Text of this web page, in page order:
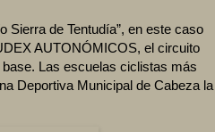
Sierra de Tentudía”, en este caso
AUTONÓMICOS, el circuito
Las escuelas ciclistas más
Deportiva Municipal de Cabeza la